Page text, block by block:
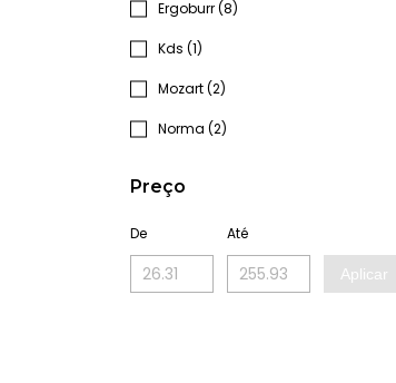
Ergoburr (8)
Kds (1)
Mozart (2)
Norma (2)
Preço
De Até
Aplicar